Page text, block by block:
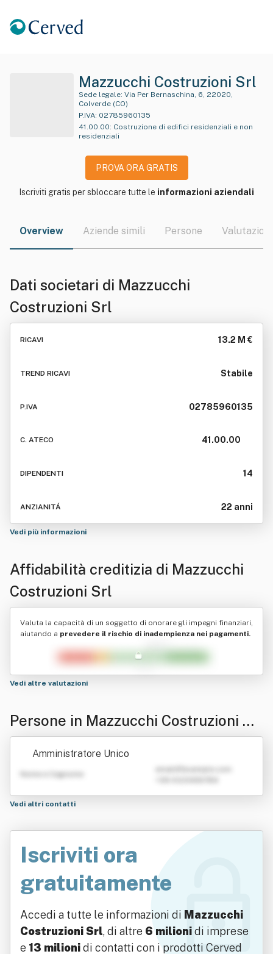
Mazzucchi Costruzioni Srl
Sede legale:
Colverde (CO)
P.IVA: 02785960135
41.00.00: Costruzione di edifici residenziali e non
residenziali
PROVA ORA GRATIS
Iscriviti gratis per sbloccare tutte le informazioni aziendali
Overview Aziende simili Persone Valutazioni
Dati societari di Mazzucchi
Costruzioni Srl
RICAVI 13.2 M €
TREND RICAVI Stabile
P.IVA 02785960135
C. ATECO 41.00.00
DIPENDENTI 14
ANZIANITÁ 22 anni
Vedi più informazioni
Affidabilità creditizia di Mazzucchi
Costruzioni Srl
Valuta la capacità di un soggetto di onorare gli impegni finanziari,
aiutando a prevedere il rischio di inadempienza nei pagamenti.
Vedi altre valutazioni
Persone in Mazzucchi Costruzioni Sr
l
Amministratore Unico
Nome e Cognome
Vedi altri contatti
Iscriviti ora
gratuitamente
Accedi a tutte le informazioni di Mazzucchi
Costruzioni Srl, di altre 6 milionidi imprese
e 13 milionidi contatti con i prodotti Cerved